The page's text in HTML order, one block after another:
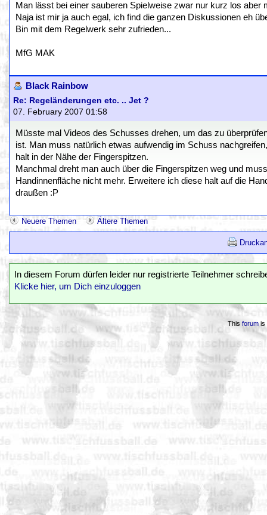
Man lässt bei einer sauberen Spielweise zwar nur kurz los aber
Naja ist mir ja auch egal, ich find die ganzen Diskussionen eh
Bin mit dem Regelwerk sehr zufrieden...
MfG MAK
Black Rainbow
Re: Regeländerungen etc. .. Jet ?
07. February 2007 01:58
Müsste mal Videos des Schusses drehen, um das zu
ist. Man muss natürlich etwas aufwendig im Schuss
halt in der Nähe der Fingerspitzen.
Manchmal dreht man auch über die Fingerspitzen weg und
Handinnenfläche nicht mehr. Erweitere ich diese halt auf die
draußen :P
Neuere Themen Ältere Themen
In diesem Forum dürfen leider nur registrierte Teilnehmer
Klicke hier, um Dich einzuloggen
This forumis